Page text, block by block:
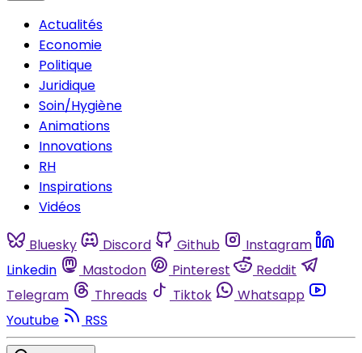
Actualités
Economie
Politique
Juridique
Soin/Hygiène
Animations
Innovations
RH
Inspirations
Vidéos
Bluesky Discord Github
Instagram
Linkedin
Mastodon Pinterest
Reddit
Telegram
Threads Tiktok
Whatsapp
Youtube
RSS